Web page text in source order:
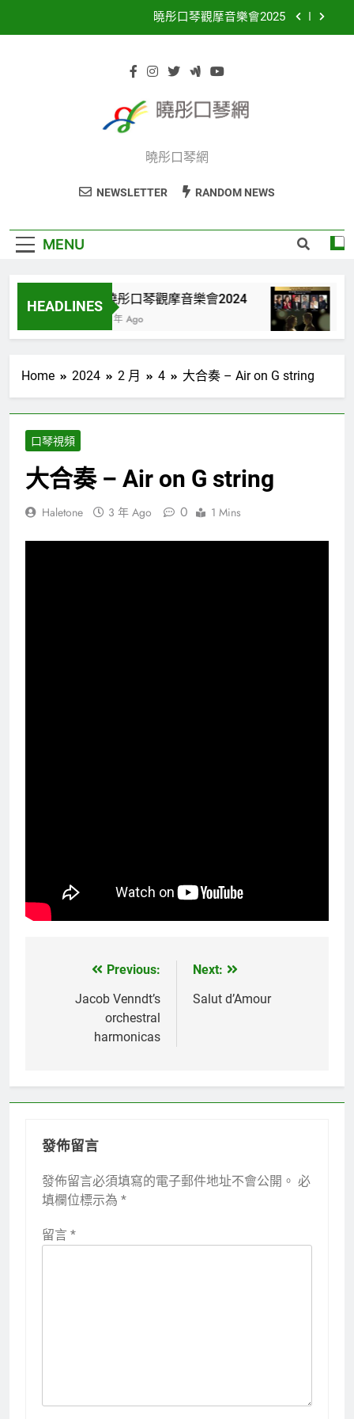
曉彤口琴觀摩音樂會2025
愛在夢中 – 韋恒熹與張蕙詩口琴演奏會
曉彤口琴觀摩音樂會2025
網上半音階口琴初班
曉彤口琴網
NEWSLETTER RANDOM NEWS
MENU
HEADLINES曉彤口琴觀摩音樂會2024
3 年 Ago
Home 2024 2 月 4 大合奏 – Air on G string
口琴視頻
大合奏 – Air on G string
Haletone 3 年 Ago 0 1 Mins
Previous:
Jacob Venndt’s
orchestral
harmonicas
Next:
Salut d’Amour
發佈留言
發佈留言必須填寫的電子郵件地址不會公開。 必
填欄位標示為 *
留言 *